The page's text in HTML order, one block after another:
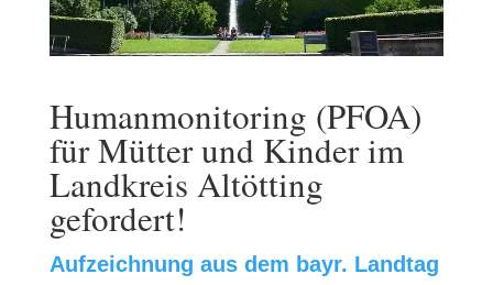
Humanmonitoring (PFOA)
für Mütter und Kinder im
Landkreis Altötting
gefordert!
Aufzeichnung aus dem bayr. Landtag